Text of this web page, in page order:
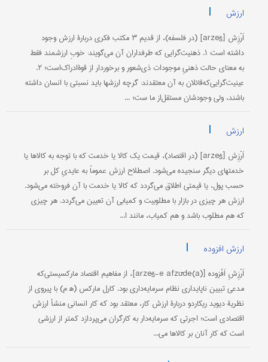
ارزش |
اَرْزِش [arzeš] (در فلسفه)، از قدیم ۳ مکتب فکری دربارۀ ارزش وجود
داشته است: ۱. ذهنیت‌گرایی که طرفداران آن می‌گویند: خوبِ ارزشمند فقط
به معنای حالت ذهنیِ موجودات ذی‌شعور و برخوردار از قوۀادراک‌است؛ ۲.
عینیت‌گرایی‌که‌قائلان به آن معتقدند: گرچه ارزشها باید نسبتی با انسان داشته
باشند، ولی وجودشان مستقل‌از ما ست؛ ...
ارزش |
اَرْزِش [arzeš] (در اقتصاد)، قیمت یک کالا یا خدمت که با توجه به کالاها یا
خدمتهای دیگر سنجیده می‌شود. اصطلاح ارزش عموماً به عایدیِ کل بر
حسب پول، یا قیمتی اطلاق می‌گردد که کالا یا خدمت با آن فروخته می‌شود.
ارزش هر چیزی در بازار با مطلوبیت و کمیابی آن تعیین می‌گردد. هر چیزی
که هم مطلوب باشد و هم کمیاب، مانند ا...
ارزش افزوده |
اَرْزِشِ اَفْزوده [arzeš-e afzūde(a)]، از مفاهیم اقتصاد مارکسیستی‌که
مدعی تبیین ناپایداری نظام سرمایه‌داری بود. کارل مارکس (ه‍ م) با پیروی از
نظریۀ دیوید ریکاردو دربارۀ ارزش کار، معتقد بود که کار انسانی منشأ ارزش
اقتصادی است؛ اجرتی که سرمایه‌دار به کارگران می‌پردازد کمتر از ارزشی
است که کار آنان بر کالاها می‌...